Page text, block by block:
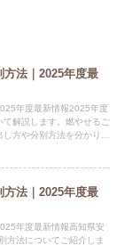
法｜2025年度最
年度最新情報2025年度
解説します。燃やせるご
方や分別方法を分かりや
法｜2025年度最
年度最新情報高知県安
方法についてご紹介しま